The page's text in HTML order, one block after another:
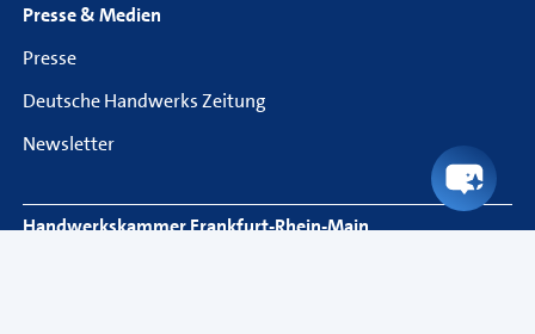
Presse & Medien
Presse
Deutsche Handwerks Zeitung
Newsletter
Handwerkskammer Frankfurt-Rhein-Main